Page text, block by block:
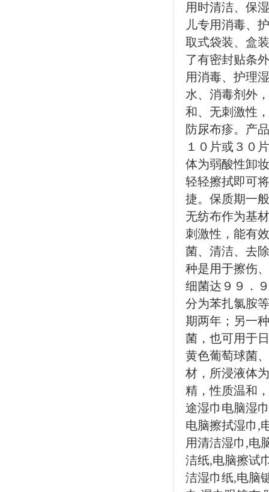
用时清洁、保
儿专用消毒、
取式袋装、盒
了有密封贴条
用消毒、护理
水、消毒剂外
和、无刺激性
防尿布疹。产
１０片或３０
体为弱酸性卸
轻轻擦拭即可
捷。保质期一
无纺布作为基
刺激性，能有
菌、清洁、去
种是用于擦伤
细菌达９９．
分为苯扎氯胺
期两年；另一
菌，也可用于
黄色葡萄球菌
材，所浸液体
精，性质温和
途湿巾电脑湿
电脑擦拭湿巾,
用清洁湿巾,电
洁纸,电脑擦试
洁湿巾纸,电脑